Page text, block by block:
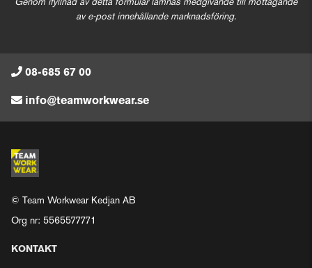
Genom ifyllnad av detta formulär lämnas medgivande till mottagande
av e-post innehållande marknadsföring.
08-685 67 00
info@teamworkwear.se
© Team Workwear Kedjan AB
Org nr: 5565577771
KONTAKT